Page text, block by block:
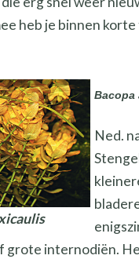
heb je binnen
Bacopa
Ned.
grote internodiën.